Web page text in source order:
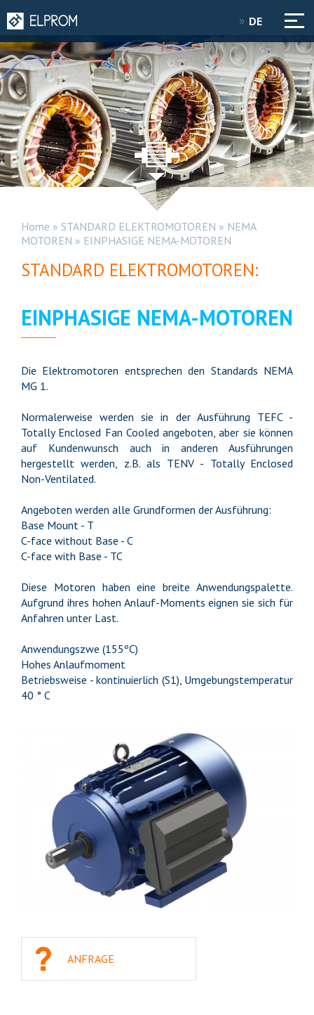
DE
Home » STANDARD ELEKTROMOTOREN » NEMA
MOTOREN » EINPHASIGE NEMA-MOTOREN
STANDARD ELEKTROMOTOREN:
EINPHASIGE NEMA-MOTOREN
Die Elektromotoren entsprechen den Standards NEMA
MG 1.
Normalerweise werden sie in der Ausführung TEFC -
Totally Enclosed Fan Cooled angeboten, aber sie können
auf Kundenwunsch auch in anderen Ausführungen
hergestellt werden, z.B. als TENV - Totally Enclosed
Non-Ventilated.
Angeboten werden alle Grundformen der Ausführung:
Base Mount - Т
C-face without Base - C
C-face with Base - TC
Diese Motoren haben eine breite Anwendungspalette.
Aufgrund ihres hohen Anlauf-Moments eignen sie sich für
Anfahren unter Last.
Anwendungszwe (155ºC)
Hohes Anlaufmoment
Betriebsweise - kontinuierlich (S1), Umgebungstemperatur
40 ° C
ANFRAGE